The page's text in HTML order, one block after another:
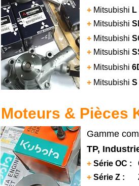
+ Mitsubishi
+ Mitsubishi
+ Mitsubishi
+ Mitsubishi
+ Mitsubishi
+ Mitsubishi S
Gamme
TP,
+ Série OC :
+ Série Z :
Moteurs & Pièces